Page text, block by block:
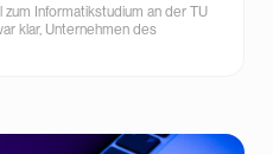
zum Informatikstudium an der TU
klar, Unternehmen des